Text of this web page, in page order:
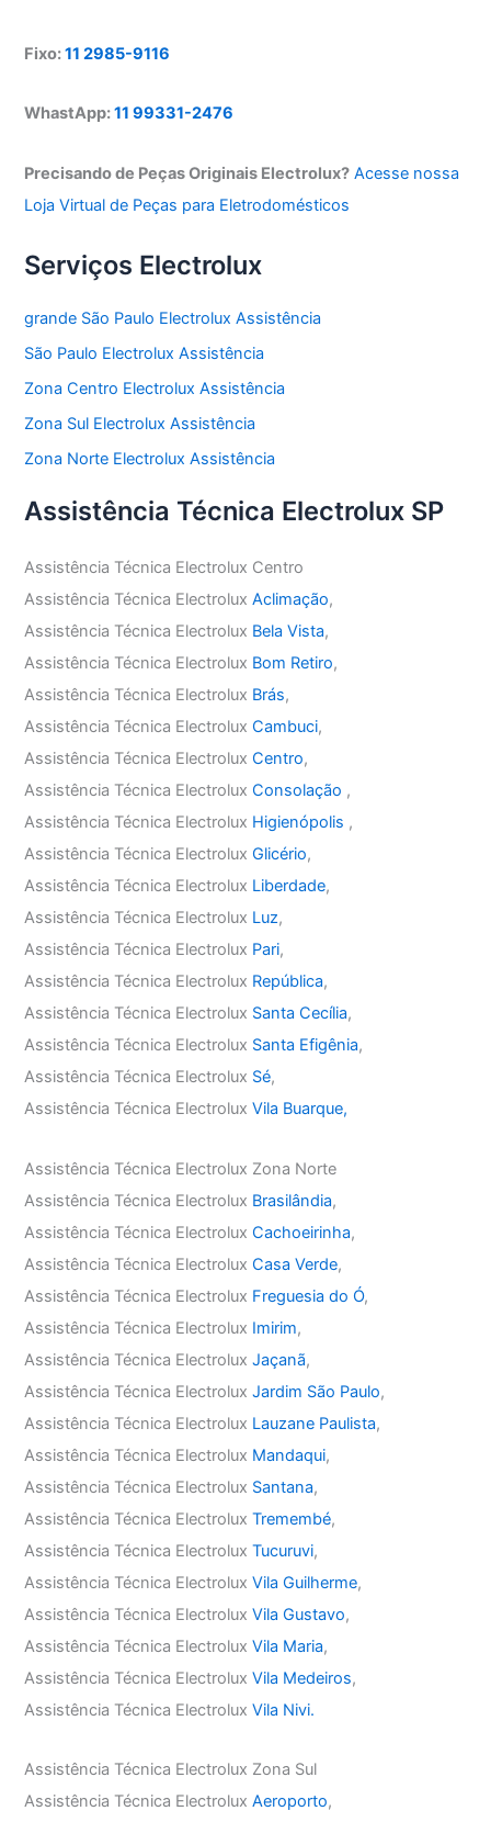
Fixo:11 2985-9116
WhastApp:11 99331-2476
Precisando de Peças Originais Electrolux? Acesse nossa
Loja Virtual de Peças para Eletrodomésticos
Serviços Electrolux
grande São Paulo Electrolux Assistência
São Paulo Electrolux Assistência
Zona Centro Electrolux Assistência
Zona Sul Electrolux Assistência
Zona Norte Electrolux Assistência
Assistência Técnica Electrolux SP
Assistência Técnica Electrolux Centro
Assistência Técnica ElectroluxAclimação,
Assistência Técnica Electrolux Bela Vista,
Assistência Técnica Electrolux Bom Retiro,
Assistência Técnica Electrolux Brás,
Assistência Técnica ElectroluxCambuci,
Assistência Técnica ElectroluxCentro,
Assistência Técnica ElectroluxConsolação ,
Assistência Técnica Electrolux Higienópolis ,
Assistência Técnica ElectroluxGlicério,
Assistência Técnica Electrolux Liberdade,
Assistência Técnica Electrolux Luz,
Assistência Técnica Electrolux Pari,
Assistência Técnica Electrolux República,
Assistência Técnica Electrolux Santa Cecília,
Assistência Técnica Electrolux Santa Efigênia,
Assistência Técnica Electrolux Sé,
Assistência Técnica ElectroluxVila Buarque,
Assistência Técnica Electrolux Zona Norte
Assistência Técnica Electrolux Brasilândia,
Assistência Técnica ElectroluxCachoeirinha,
Assistência Técnica ElectroluxCasa Verde,
Assistência Técnica Electrolux Freguesia do Ó,
Assistência Técnica Electrolux Imirim,
Assistência Técnica ElectroluxJaçanã,
Assistência Técnica ElectroluxJardim São Paulo,
Assistência Técnica Electrolux Lauzane Paulista,
Assistência Técnica Electrolux Mandaqui,
Assistência Técnica Electrolux Santana,
Assistência Técnica ElectroluxTremembé,
Assistência Técnica ElectroluxTucuruvi,
Assistência Técnica ElectroluxVila Guilherme,
Assistência Técnica ElectroluxVila Gustavo,
Assistência Técnica ElectroluxVila Maria,
Assistência Técnica ElectroluxVila Medeiros,
Assistência Técnica ElectroluxVila Nivi.
Assistência Técnica Electrolux Zona Sul
Assistência Técnica ElectroluxAeroporto,